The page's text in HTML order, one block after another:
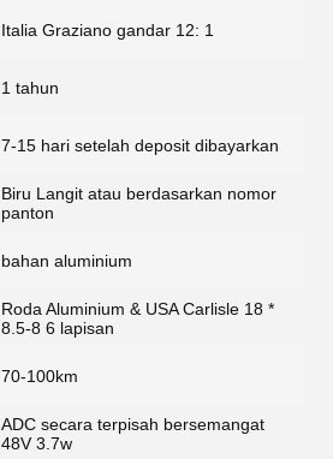
Italia Graziano gandar 12: 1
1 tahun
7-15 hari setelah deposit dibayarkan
Biru Langit atau berdasarkan nomor
panton
bahan aluminium
Roda Aluminium & USA Carlisle 18 *
8.5-8 6 lapisan
70-100km
ADC secara terpisah bersemangat
48V 3.7w